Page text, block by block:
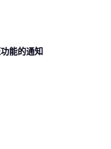
能的通知